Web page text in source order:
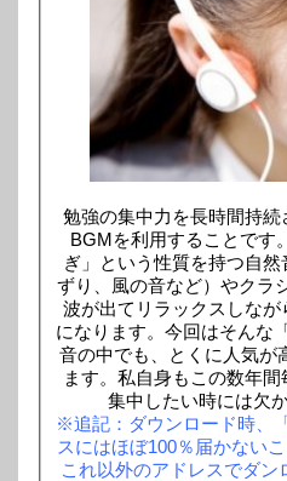
勉強の集中力を長時間持
BGMを利用することです
ぎ」という性質を持つ自然
ずり、風の音など）やクラ
波が出てリラックスしなが
になります。今回はそんな
音の中でも、とくに人気が
ます。私自身もこの数年間
集中したい時には欠
※追記：ダウンロード時、
スにはほぼ100％届かない
これ以外のアドレスでダン